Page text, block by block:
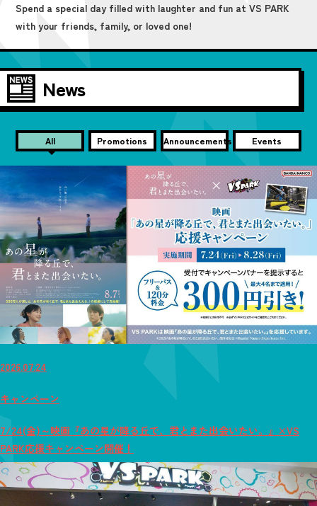
Spend a special day filled with laughter and fun at VS PARK
with your friends, family, or loved one!
News
All Promotions Announcements Events
2026.07.24
キャンペーン
7/24(金)～映画『あの星が降る丘で、君とまた出会いたい。』×VS
PARK応援キャンペーン開催！